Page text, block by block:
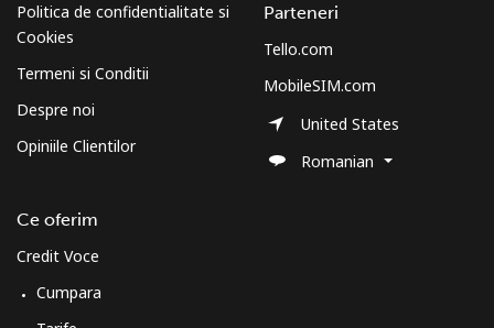
Politica de confidentialitate si
Cookies
Termeni si Conditii
Despre noi
Opiniile Clientilor
Ce oferim
Credit Voce
Cumpara
Parteneri
Tello.com
MobileSIM.com
United States
Romanian